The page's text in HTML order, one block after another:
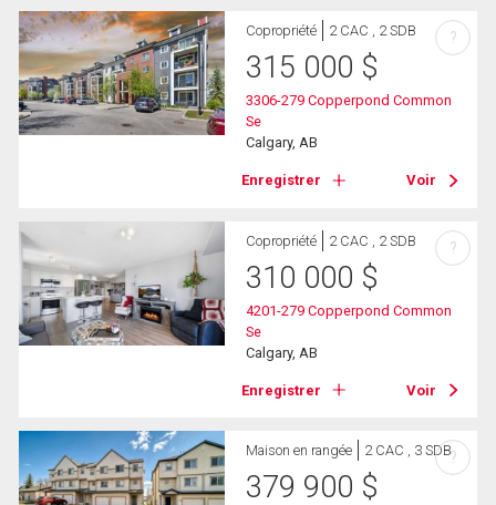
Copropriété 2 CAC , 2 SDB
315 000 $
3306-279 Copperpond Common
Se
Calgary, AB
Enregistrer Voir
?
Copropriété 2 CAC , 2 SDB
310 000 $
4201-279 Copperpond Common
Se
Calgary, AB
Enregistrer Voir
?
Maison en rangée 2 CAC , 3 SDB
379 900 $
?